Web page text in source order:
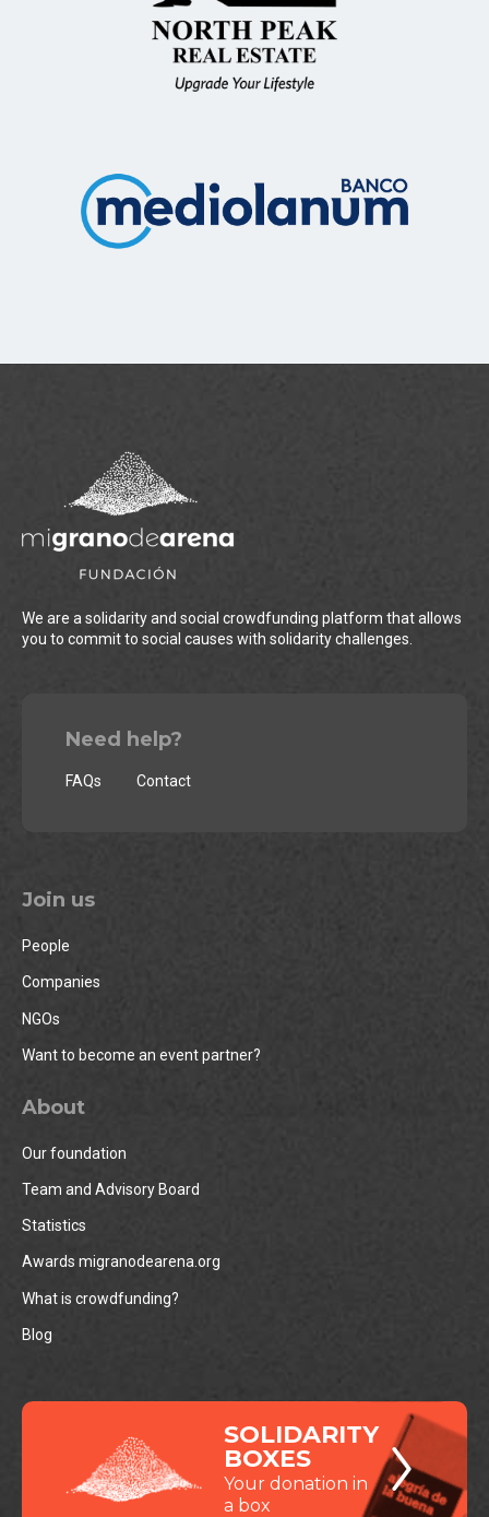
We are a solidarity and social crowdfunding platform that allows
you to commit to social causes with solidarity challenges.
Need help?
FAQs Contact
Join us
People
Companies
NGOs
Want to become an event partner?
About
Our foundation
Team and Advisory Board
Statistics
Awards migranodearena.org
What is crowdfunding?
Blog
SOLIDARITY
BOXES
Your donation in
a box